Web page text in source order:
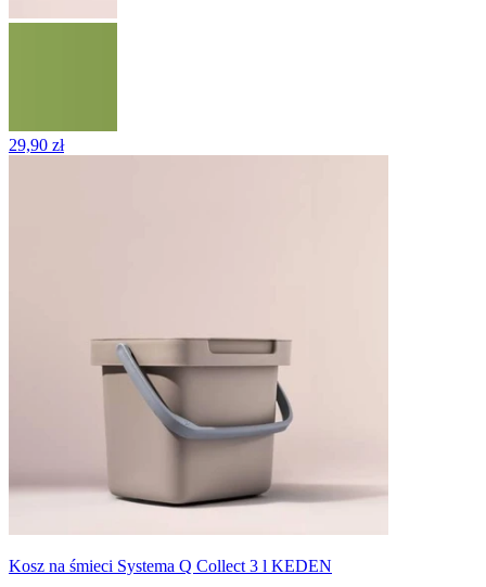
29,90 zł
Kosz na śmieci Systema Q Collect 3 l KEDEN